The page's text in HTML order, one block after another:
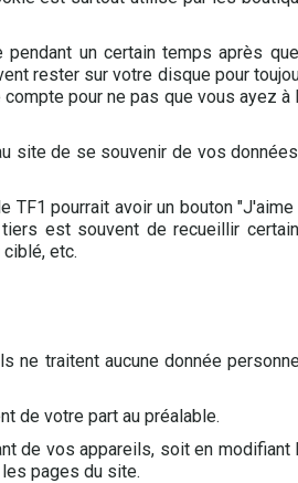
un certain temps après
rester sur votre disque pour
pour ne pas que vous ayez à
site de se souvenir de vos
TF1 pourrait avoir un bouton
est souvent de recueillir
etc.
ne traitent aucune donnée
de votre part au préalable.
de vos appareils, soit en modifiant
pages du site.